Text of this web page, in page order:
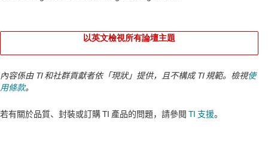
以英文檢視所有論壇主題
內容係由 TI 和社群貢獻者依「現狀」提供，且不構成 TI 規範。檢視使
用條款。
若有關於品質、封裝或訂購 TI 產品的問題，請參閱 TI 支援。​​​​​​​​​​​​​​